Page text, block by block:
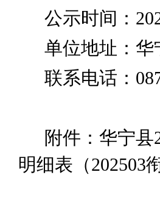
公示时间： 20
单位地址：华
联系电话：
附件：华宁县
明细表（202503